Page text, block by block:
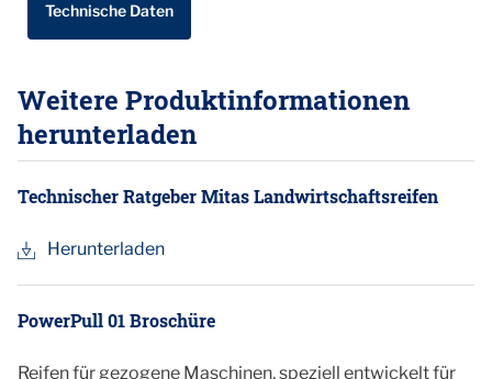
Technische Daten
Weitere Produktinformationen
herunterladen
Technischer Ratgeber Mitas Landwirtschaftsreifen
Herunterladen
PowerPull 01 Broschüre
Reifen für gezogene Maschinen, speziell entwickelt für